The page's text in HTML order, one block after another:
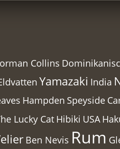
Collins
Yamazaki India
Hampden Speyside
Lucky Cat Hibiki USA
Ben Nevis Rum